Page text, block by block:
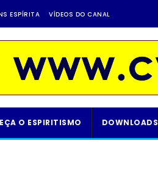
ESPÍRITA VÍDEOS DO CANAL
O ESPIRITISMO DOWNLOADS